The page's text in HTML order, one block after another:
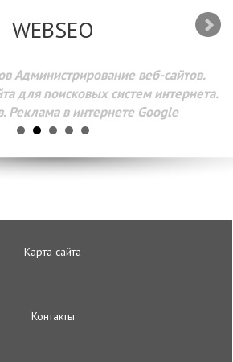
WEBSEO
Администрирование веб-сайтов.
для поисковых систем интернета.
Реклама в интернете Google
Карта сайта
Контакты